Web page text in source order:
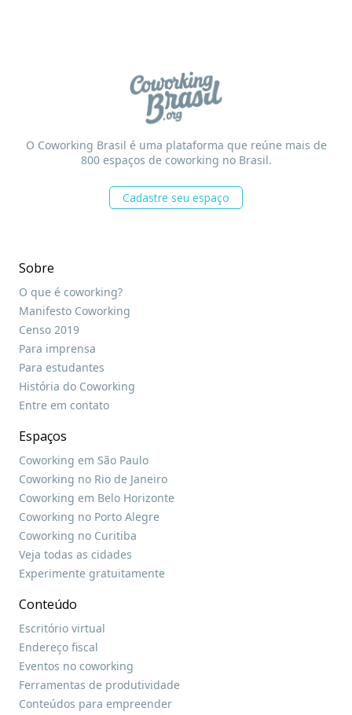
O Coworking Brasil é uma plataforma que reúne mais de
800 espaços de coworking no Brasil.
Cadastre seu espaço
Sobre
O que é coworking?
Manifesto Coworking
Censo 2019
Para imprensa
Para estudantes
História do Coworking
Entre em contato
Espaços
Coworking em São Paulo
Coworking no Rio de Janeiro
Coworking em Belo Horizonte
Coworking no Porto Alegre
Coworking no Curitiba
Veja todas as cidades
Experimente gratuitamente
Conteúdo
Escritório virtual
Endereço fiscal
Eventos no coworking
Ferramentas de produtividade
Conteúdos para empreender